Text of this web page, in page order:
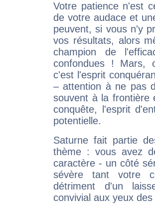
Votre patience n'est
de votre audace et
peuvent, si vous n'y
vos résultats, alors
champion de
confondues ! Mars,
c'est l'esprit
– attention à ne pas
souvent à la frontière
conquête, l'esprit
potentielle.
Saturne fait partie
thème : vous avez
caractère - un côté
sévère tant votre
détriment d'un
convivial aux yeux